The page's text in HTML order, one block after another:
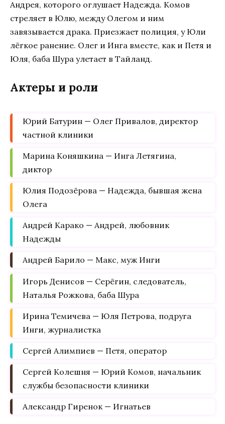
Андрея, которого оглушает Надежда. Комов
стреляет в Юлю, между Олегом и ним
завязывается драка. Приезжает полиция, у Юли
лёгкое ранение. Олег и Инга вместе, как и Петя и
Юля, баба Шура улетает в Тайланд.
Актеры и роли
Юрий Батурин — Олег Привалов, директор
частной клиники
Марина Коняшкина — Инга Летягина,
диктор
Юлия Подозёрова — Надежда, бывшая жена
Олега
Андрей Карако — Андрей, любовник
Надежды
Андрей Барило — Макс, муж Инги
Игорь Денисов — Серёгин, следователь,
Наталья Рожкова, баба Шура
Ирина Темичева — Юля Петрова, подруга
Инги, журналистка
Сергей Алимпиев — Петя, оператор
Сергей Колешня — Юрий Комов, начальник
службы безопасности клиники
Александр Гиренок — Игнатьев